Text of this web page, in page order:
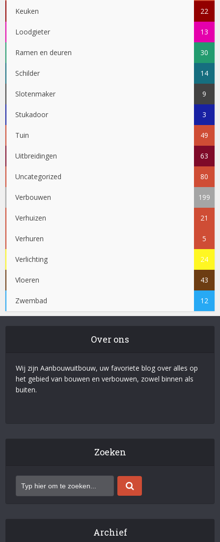
Keuken 22
Loodgieter 13
Ramen en deuren 30
Schilder 14
Slotenmaker 9
Stukadoor 3
Tuin 49
Uitbreidingen 63
Uncategorized 80
Verbouwen 199
Verhuizen 21
Verhuren 5
Verlichting 24
Vloeren 43
Zwembad 12
Over ons
Wij zijn Aanbouwuitbouw, uw favoriete blog over alles op
het gebied van bouwen en verbouwen, zowel binnen als
buiten.
Zoeken
Archief